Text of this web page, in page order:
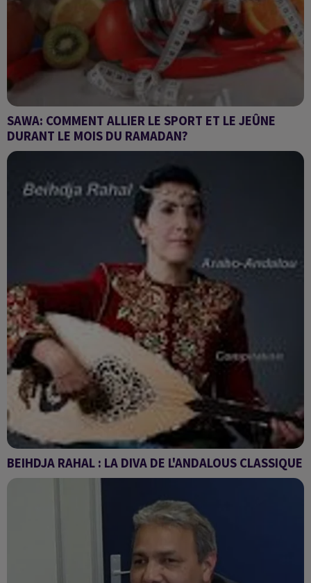
SAWA: COMMENT ALLIER LE SPORT ET LE JEÛNE
DURANT LE MOIS DU RAMADAN?
RAMADAN ET SPORT
BEIHDJA RAHAL : LA DIVA DE L'ANDALOUS CLASSIQUE
Sawa du mercredi 6 avril 2022